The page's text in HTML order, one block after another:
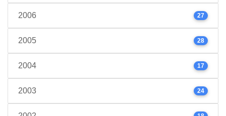
2006 27
2005 28
2004 17
2003 24